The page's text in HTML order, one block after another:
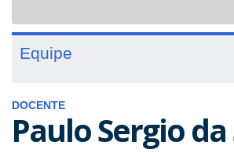
Equipe
DOCENTE
Paulo Sergio da